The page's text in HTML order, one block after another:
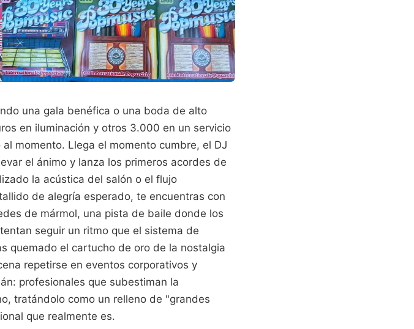
una gala benéfica o una boda de alto
en iluminación y otros 3.000 en un servicio
momento. Llega el momento cumbre, el DJ
el ánimo y lanza los primeros acordes de
la acústica del salón o el flujo
de alegría esperado, te encuentras con
de mármol, una pista de baile donde los
seguir un ritmo que el sistema de
quemado el cartucho de oro de la nostalgia
repetirse en eventos corporativos y
profesionales que subestiman la
tratándolo como un relleno de "grandes
que realmente es.